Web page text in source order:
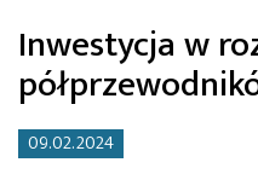
Inwestycja w
09.02.2024